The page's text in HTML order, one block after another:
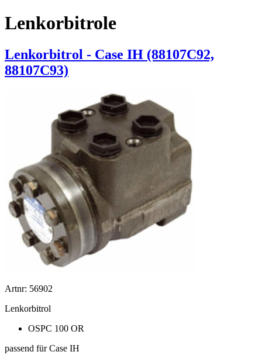
Lenkorbitrole
Lenkorbitrol - Case IH (88107C92,
88107C93)
Artnr: 56902
Lenkorbitrol
OSPC 100 OR
passend für Case IH